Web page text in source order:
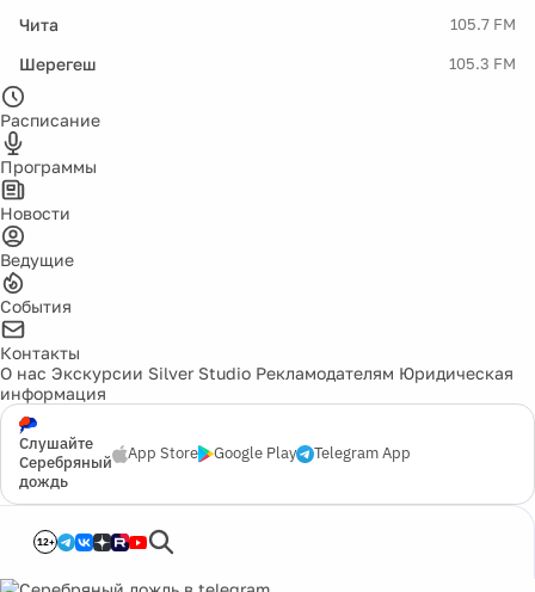
Чита 105.7 FM
Шерегеш 105.3 FM
Расписание
Программы
Новости
Ведущие
События
Контакты
О нас Экскурсии Silver Studio Рекламодателям Юридическая
информация
Слушайте
Серебряный
дождь
App Store Google Play Telegram App
12+